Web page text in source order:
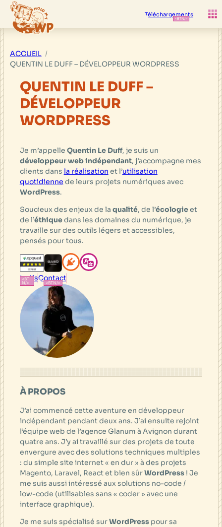
Aller
contenu
Téléchargements
ACCUEIL
QUENTIN LE DUFF – DÉVELOPPEUR WORDPRESS
QUENTIN LE DUFF –
DÉVELOPPEUR
WORDPRESS
Je m’appelle Quentin Le Duff, je suis un
développeur web indépendant, j’accompagne mes
clients dans la réalisation et l’utilisation
quotidienne de leurs projets numériques avec
WordPress.
Soucieux des enjeux de la qualité, de l’écologieet
de l’éthiquedans les domaines du numérique, je
travaille sur des outils légers et accessibles,
pensés pour tous.
tarifsContact
À PROPOS
J’ai commencé cette aventure en développeur
indépendant pendant deux ans. J’ai ensuite rejoint
l’équipe web de l’agence Glanum à Avignon durant
quatre ans. J’y ai travaillé sur des projets de toute
envergure avec des solutions techniques multiples
: du simple site internet « en dur » à des projets
Magento, Laravel, React et bien sûrWordPress! Je
me suis aussi intéressé aux solutions no-code /
low-code (utilisables sans « coder » avec une
interface graphique).
Je me suis spécialisé surWordPresspour sa